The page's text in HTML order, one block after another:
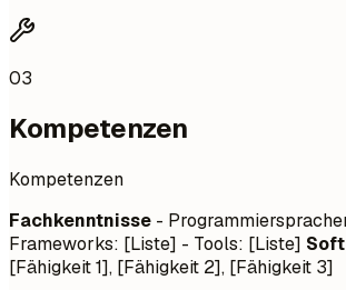
03
Kompetenzen
Kompetenzen
Fachkenntnisse -
Frameworks: [Liste] - Tools: [Liste]
[Fähigkeit 1], [Fähigkeit 2], [Fähigkeit 3]